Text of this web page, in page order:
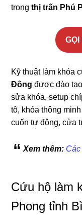
trongthị trấn Phú
GỌI
Kỹ thuật làm khóa
Đông được đào
sửa khóa, setup
tô, khóa thông
cuốn tự động, cửa
Xem thêm:
Cứu hộ làm
Phong tỉnh